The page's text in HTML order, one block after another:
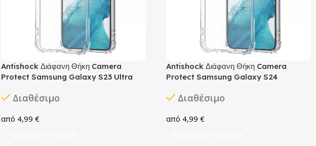
Antishock Διάφανη Θήκη Camera
Protect Samsung Galaxy S23 Ultra
Διαθέσιμο
4,99 €
Antishock Διάφανη Θήκη Camera
Protect Samsung Galaxy S24
Διαθέσιμο
4,99 €